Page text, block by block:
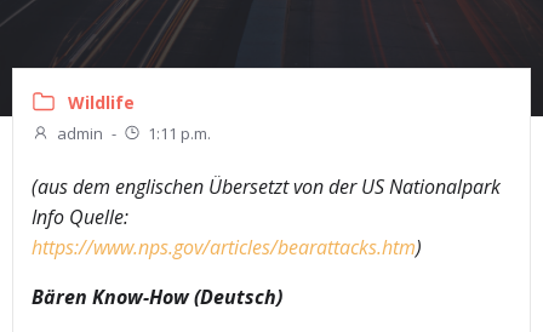
Wildlife
admin - 1:11 p.m.
(aus dem englischen Übersetzt von der US Nationalpark
Info Quelle:
https://www.nps.gov/articles/bearattacks.htm)
Bären Know-How (Deutsch)